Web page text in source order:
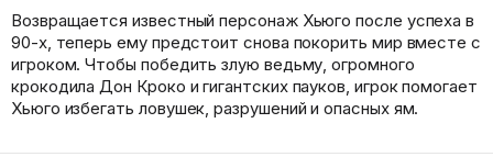
Возвращается известный персонаж Хьюго после успеха в
90-х, теперь ему предстоит снова покорить мир вместе с
игроком. Чтобы победить злую ведьму, огромного
крокодила Дон Кроко и гигантских пауков, игрок помогает
Хьюго избегать ловушек, разрушений и опасных ям.